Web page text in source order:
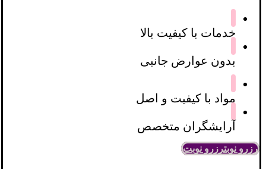
خدمات با کیفیت بالا
بدون عوارض جانبی
مواد با کیفیت و اصل
آرایشگران متخصص
رزرو نوبترزرو نوبت